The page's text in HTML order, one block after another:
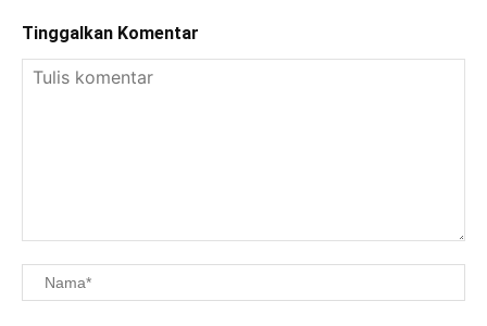
Tinggalkan Komentar